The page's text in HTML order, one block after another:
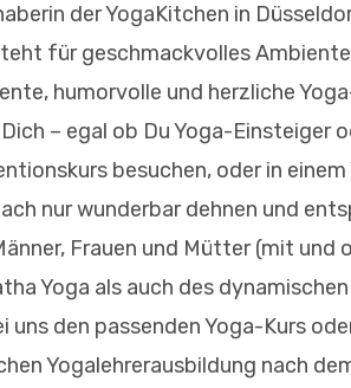
der YogaKitchen in
für geschmackvolles
humorvolle und herzliche
– egal ob Du Yoga-Einsteiger
besuchen, oder in
nur wunderbar dehnen und
Frauen und Mütter (mit und
Yoga als auch des
uns den passenden Yoga-Kurs
Yogalehrerausbildung nach